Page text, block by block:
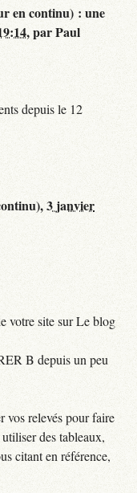
en continu) : une
,parPaul
depuis le 12
3 janvier
votre site sur Le blog
B depuis un peu
vos relevés pour faire
des tableaux,
citant en référence,